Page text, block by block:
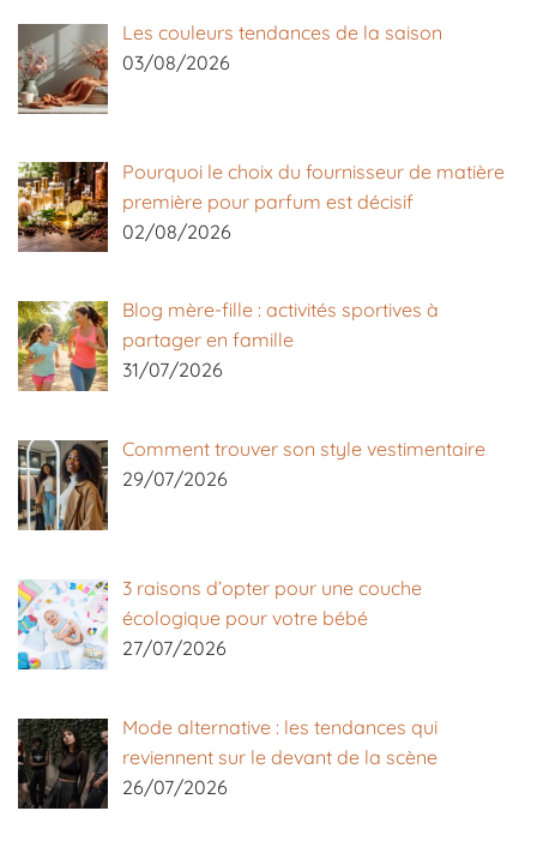
Les couleurs tendances de la saison
03/08/2026
Pourquoi le choix du fournisseur de matière
première pour parfum est décisif
02/08/2026
Blog mère-fille : activités sportives à
partager en famille
31/07/2026
Comment trouver son style vestimentaire
29/07/2026
3 raisons d’opter pour une couche
écologique pour votre bébé
27/07/2026
Mode alternative : les tendances qui
reviennent sur le devant de la scène
26/07/2026